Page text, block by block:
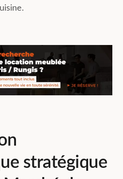
stratégique